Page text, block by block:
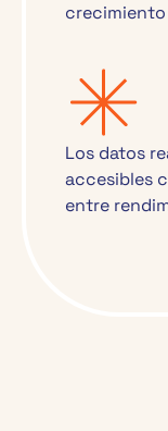
Los datos
accesibles
entre